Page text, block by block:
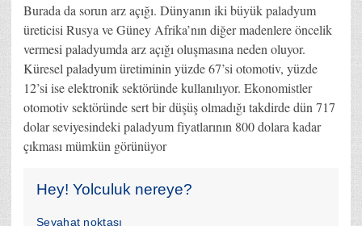
Burada da sorun arz açığı. Dünyanın iki büyük paladyum
üreticisi Rusya ve Güney Afrika’nın diğer madenlere öncelik
vermesi paladyumda arz açığı oluşmasına neden oluyor.
Küresel paladyum üretiminin yüzde 67’si otomotiv, yüzde
12’si ise elektronik sektöründe kullanılıyor. Ekonomistler
otomotiv sektöründe sert bir düşüş olmadığı takdirde dün 717
dolar seviyesindeki paladyum fiyatlarının 800 dolara kadar
çıkması mümkün görünüyor
Hey! Yolculuk nereye?
Seyahat noktası